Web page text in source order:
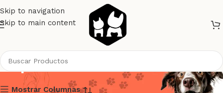
Skip to navigation
Skip to main content
Suplementos Vitaminicos
Mostrar Columnas